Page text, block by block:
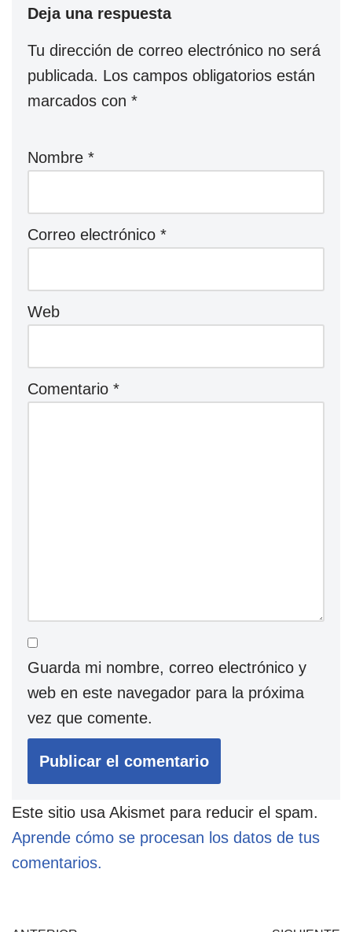
Deja una respuesta
Tu dirección de correo electrónico no será
publicada. Los campos obligatorios están
marcados con *
Nombre *
Correo electrónico *
Web
Comentario *
Guarda mi nombre, correo electrónico y
web en este navegador para la próxima
vez que comente.
Este sitio usa Akismet para reducir el spam.
Aprende cómo se procesan los datos de tus
comentarios.